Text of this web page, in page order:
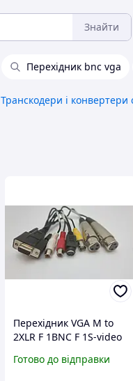
Знайти
Перехідник bnc vga
Транскодери і конвертери
Перехідник VGA M to
2XLR F 1BNC F 1S-video
Готово до відправки